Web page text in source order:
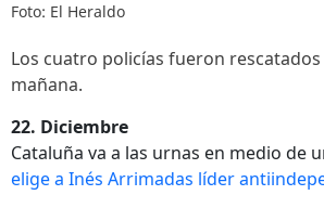
Foto: El Heraldo
Los cuatro policías fueron
mañana.
22. Diciembre
Cataluña va a las urnas en medio de
elige a Inés Arrimadas líder